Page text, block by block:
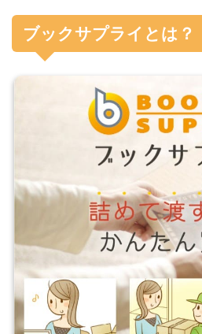
ブックサプライとは？